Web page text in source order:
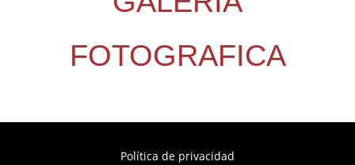
FOTOGRAFICA
Política de privacidad